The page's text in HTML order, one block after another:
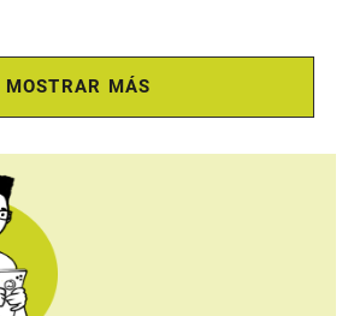
MOSTRAR MÁS